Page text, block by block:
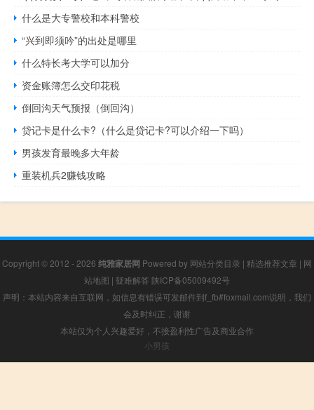
什么是大专警校和本科警校
“兴到即须吟”的出处是哪里
什么特长考大学可以加分
资金账簿怎么交印花税
倒回沟天气预报（倒回沟）
贷记卡是什么卡?（什么是贷记卡?可以介绍一下吗）
男孩发育最晚多大年龄
重装机兵2赚钱攻略
Copyright © 2012 - 2026 纯雅家居网 Powered by 网站分类目录 | 精选推荐文章 | 网
站地图 | 疑难解答 陕ICP备05009492号
声明：本站内容来自互联网，如信息有错误可发邮件到f_fb#foxmail.com说明，我们
会及时纠正，谢谢
本站仅为个人兴趣爱好，不接盈利性广告及商业合作
小男孩